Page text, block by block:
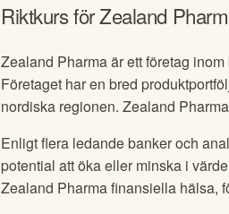
Riktkurs förZealand
Zealand Pharma är ett företag
Företaget har en bred
nordiska regionen. Zealand
Enligt flera ledande banker och
potential att öka eller minska i
Zealand Pharmafinansiella hälsa,